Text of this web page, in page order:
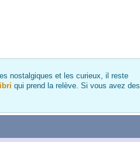
nostalgiques et les curieux, il reste
qui prend la relève. Si vous avez des